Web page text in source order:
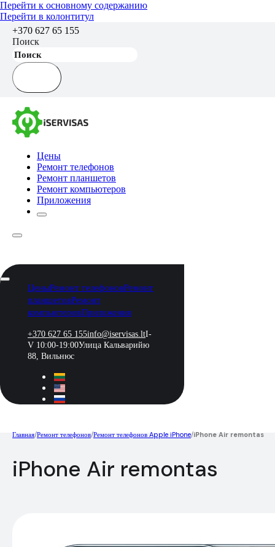
Перейти к основному содержанию
Перейти в колонтитул
+370 627 65 155
Поиск
Цены
Ремонт телефонов
Ремонт планшетов
Ремонт компьютеров
Приложения
ЦеныРемонт телефоновРемонт
планшетовРемонт
компьютеровПриложения
+370 627 65 155info@iservisas.ltI-
V 10:00-19:00Улица Кальварийю
88, Вильнюс
Главная/Ремонт телефонов/Ремонт телефонов Apple iPhone/iPhone Air remontas
iPhone Air remontas